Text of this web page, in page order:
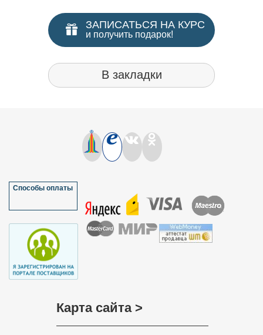
ЗАПИСАТЬСЯ НА КУРС
и получить подарок!
В закладки
Способы оплаты
Карта сайта >